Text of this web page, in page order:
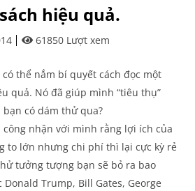
hiệu quả.
61850 Lượt xem
thể nắm bí quyết cách đọc một
quả. Nó đã giúp mình “tiêu thụ”
có dám thử qua?
nhận với mình rằng lợi ích của
to lớn nhưng chi phí thì lại cực kỳ rẻ
tưởng tượng bạn sẽ bỏ ra bao
Trump, Bill Gates, George